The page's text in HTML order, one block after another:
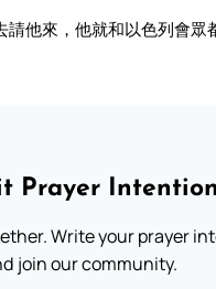
請他來，他就和以色列會眾
Prayer
Write your prayer
join our community.